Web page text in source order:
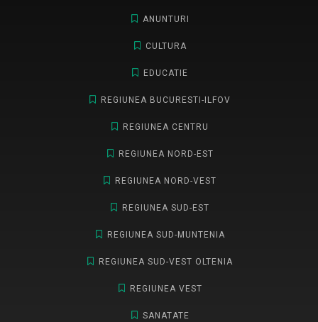
ANUNTURI
CULTURA
EDUCATIE
REGIUNEA BUCURESTI-ILFOV
REGIUNEA CENTRU
REGIUNEA NORD-EST
REGIUNEA NORD-VEST
REGIUNEA SUD-EST
REGIUNEA SUD-MUNTENIA
REGIUNEA SUD-VEST OLTENIA
REGIUNEA VEST
SANATATE